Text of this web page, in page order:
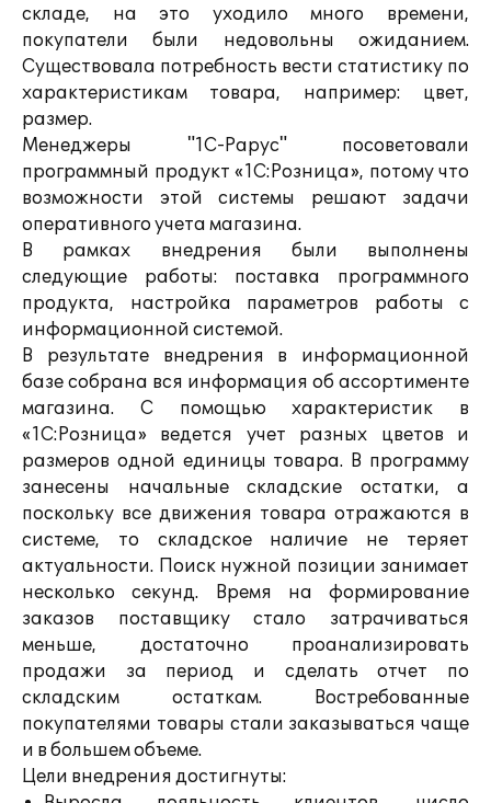
складе, на это уходило много времени,
покупатели были недовольны ожиданием.
Существовала потребность вести статистику по
характеристикам товара, например: цвет,
размер.
Менеджеры "1С-Рарус" посоветовали
программный продукт «1С:Розница», потому что
возможности этой системы решают задачи
оперативного учета магазина.
В рамках внедрения были выполнены
следующие работы: поставка программного
продукта, настройка параметров работы с
информационной системой.
В результате внедрения в информационной
базе собрана вся информация об ассортименте
магазина. С помощью характеристик в
«1С:Розница» ведется учет разных цветов и
размеров одной единицы товара. В программу
занесены начальные складские остатки, а
поскольку все движения товара отражаются в
системе, то складское наличие не теряет
актуальности. Поиск нужной позиции занимает
несколько секунд. Время на формирование
заказов поставщику стало затрачиваться
меньше, достаточно проанализировать
продажи за период и сделать отчет по
складским остаткам. Востребованные
покупателями товары стали заказываться чаще
и в большем объеме.
Цели внедрения достигнуты: